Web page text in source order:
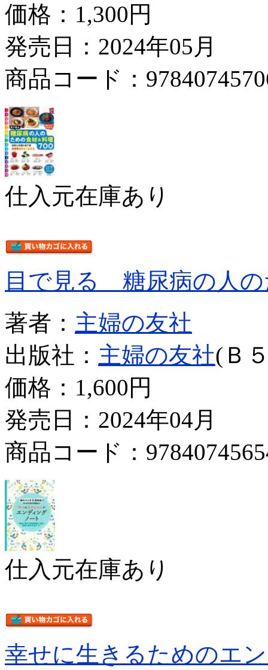
価格： 1,300円
発売日：2024年05月
商品コード：
仕入元在庫あり
目で見る 糖尿病の人の
著者： 主婦の友社
出版社： 主婦の友社(Ｂ
価格： 1,600円
発売日：2024年04月
商品コード：
仕入元在庫あり
幸せに生きるためのエ